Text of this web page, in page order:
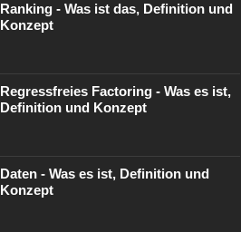
Ranking - Was ist das, Definition und
Konzept
Regressfreies Factoring - Was es ist,
Definition und Konzept
Daten - Was es ist, Definition und
Konzept